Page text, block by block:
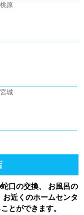
桃原
宮城
口の交換、 お風呂の
近くのホームセンタ
とができます。